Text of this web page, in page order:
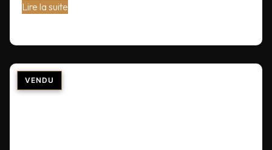
Lire la suite